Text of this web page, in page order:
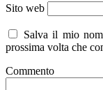
Sito web
Salva il mio
prossima volta che